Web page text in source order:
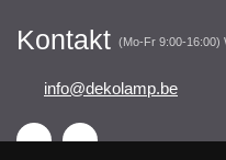
Kontakt (Mo-Fr 9:00-16:00)
info@dekolamp.be